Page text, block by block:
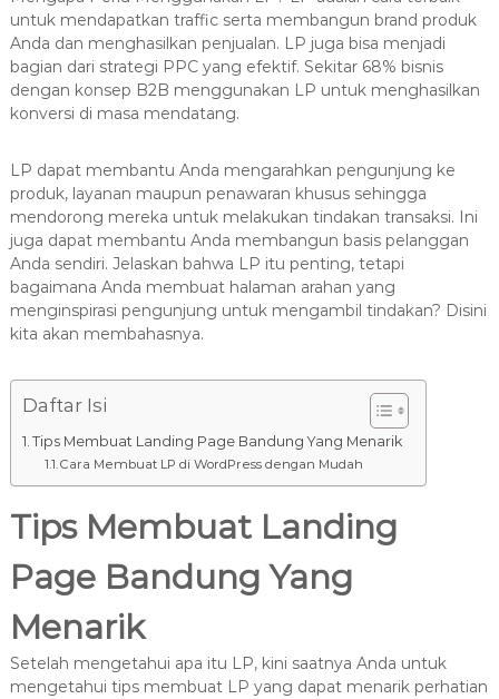
untuk mendapatkan traffic serta membangun brand produk
Anda dan menghasilkan penjualan. LP juga bisa menjadi
bagian dari strategi PPC yang efektif. Sekitar 68% bisnis
dengan konsep B2B menggunakan LP untuk menghasilkan
konversi di masa mendatang.
LP dapat membantu Anda mengarahkan pengunjung ke
produk, layanan maupun penawaran khusus sehingga
mendorong mereka untuk melakukan tindakan transaksi. Ini
juga dapat membantu Anda membangun basis pelanggan
Anda sendiri. Jelaskan bahwa LP itu penting, tetapi
bagaimana Anda membuat halaman arahan yang
menginspirasi pengunjung untuk mengambil tindakan? Disini
kita akan membahasnya.
Daftar Isi
Tips Membuat Landing Page Bandung Yang Menarik
Cara Membuat LP di WordPress dengan Mudah
Tips Membuat Landing
Page Bandung Yang
Menarik
Setelah mengetahui apa itu LP, kini saatnya Anda untuk
mengetahui tips membuat LP yang dapat menarik perhatian